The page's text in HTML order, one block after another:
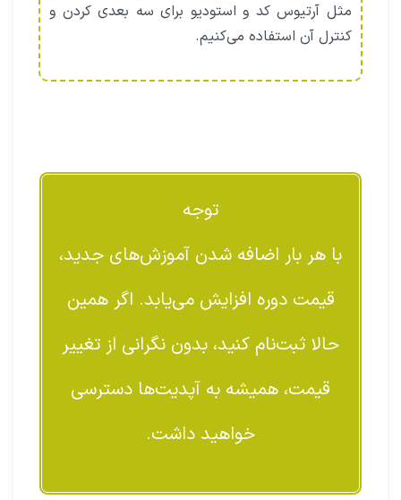
مثل آرتیوس کد و استودیو برای سه بعدی کردن و
کنترل آن استفاده می‌کنیم.
توجه
با هر بار اضافه شدن آموزش‌های جدید،
قیمت دوره افزایش می‌یابد. اگر همین
حالا ثبت‌نام کنید، بدون نگرانی از تغییر
قیمت، همیشه به آپدیت‌ها دسترسی
خواهید داشت.